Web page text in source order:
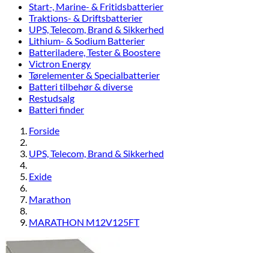
Start-, Marine- & Fritidsbatterier
Traktions- & Driftsbatterier
UPS, Telecom, Brand & Sikkerhed
Lithium- & Sodium Batterier
Batteriladere, Tester & Boostere
Victron Energy
Tørelementer & Specialbatterier
Batteri tilbehør & diverse
Restudsalg
Batteri finder
Forside
UPS, Telecom, Brand & Sikkerhed
Exide
Marathon
MARATHON M12V125FT